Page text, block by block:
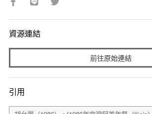
資源連結
前往原始連結
引用